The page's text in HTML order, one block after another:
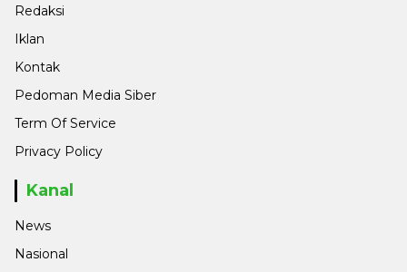
Redaksi
Iklan
Kontak
Pedoman Media Siber
Term Of Service
Privacy Policy
Kanal
News
Nasional